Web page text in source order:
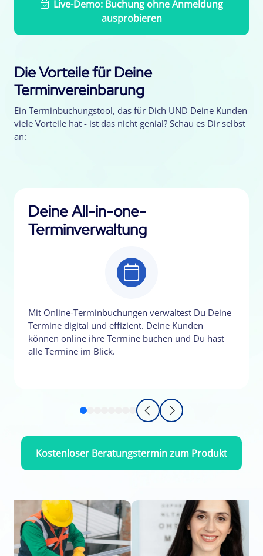
Live-Demo: Buchung ohne Anmeldung
ausprobieren
Die Vorteile für Deine
Terminvereinbarung
Ein Terminbuchungstool, das für Dich UND Deine Kunden
viele Vorteile hat - ist das nicht genial? Schau es Dir selbst
an:
Deine All-in-one-
Terminverwaltung
Mit Online-Terminbuchungen verwaltest Du Deine
Termine digital und effizient. Deine Kunden
können online ihre Termine buchen und Du hast
alle Termine im Blick.
Kostenloser Beratungstermin zum Produkt